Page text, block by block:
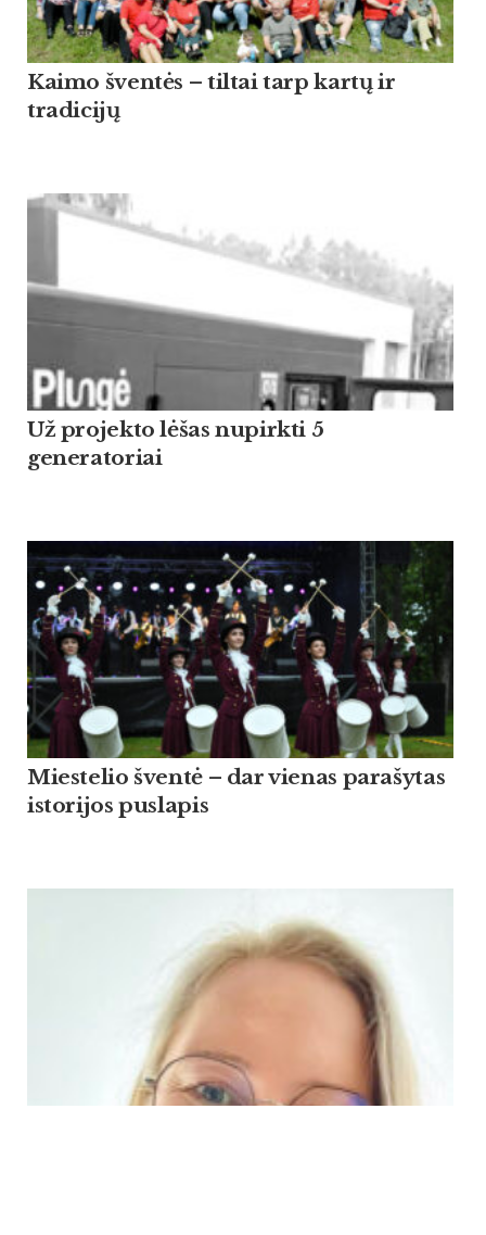
Kaimo šventės – tiltai tarp kartų ir
tradicijų
Už projekto lėšas nupirkti 5
generatoriai
Miestelio šventė – dar vienas parašytas
istorijos puslapis